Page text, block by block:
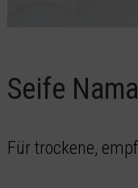
Seife
Für trockene,